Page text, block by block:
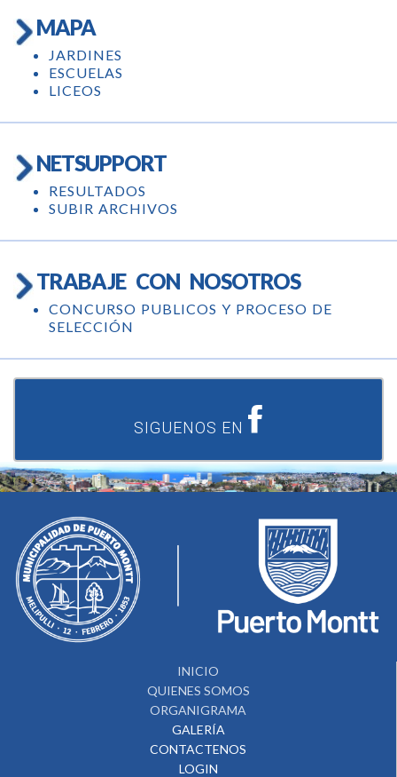
MAPA
JARDINES
ESCUELAS
LICEOS
NETSUPPORT
RESULTADOS
SUBIR ARCHIVOS
TRABAJE CON NOSOTROS
CONCURSO PUBLICOS Y PROCESO DE
SELECCIÓN
SIGUENOS EN
INICIO
QUIENES SOMOS
ORGANIGRAMA
GALERÍA
CONTACTENOS
LOGIN